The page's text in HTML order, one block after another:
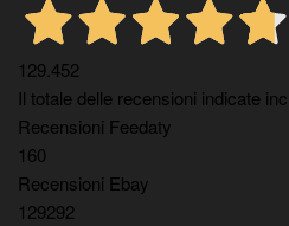
129.452
Il totale delle recensioni indicate
Recensioni Feedaty
160
Recensioni Ebay
129292